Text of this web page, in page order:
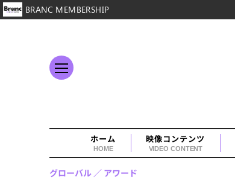
ホーム
HOME
映像コンテンツ
VIDEO CONTENT
グローバル アワード
BRANC MEMBERSHIP